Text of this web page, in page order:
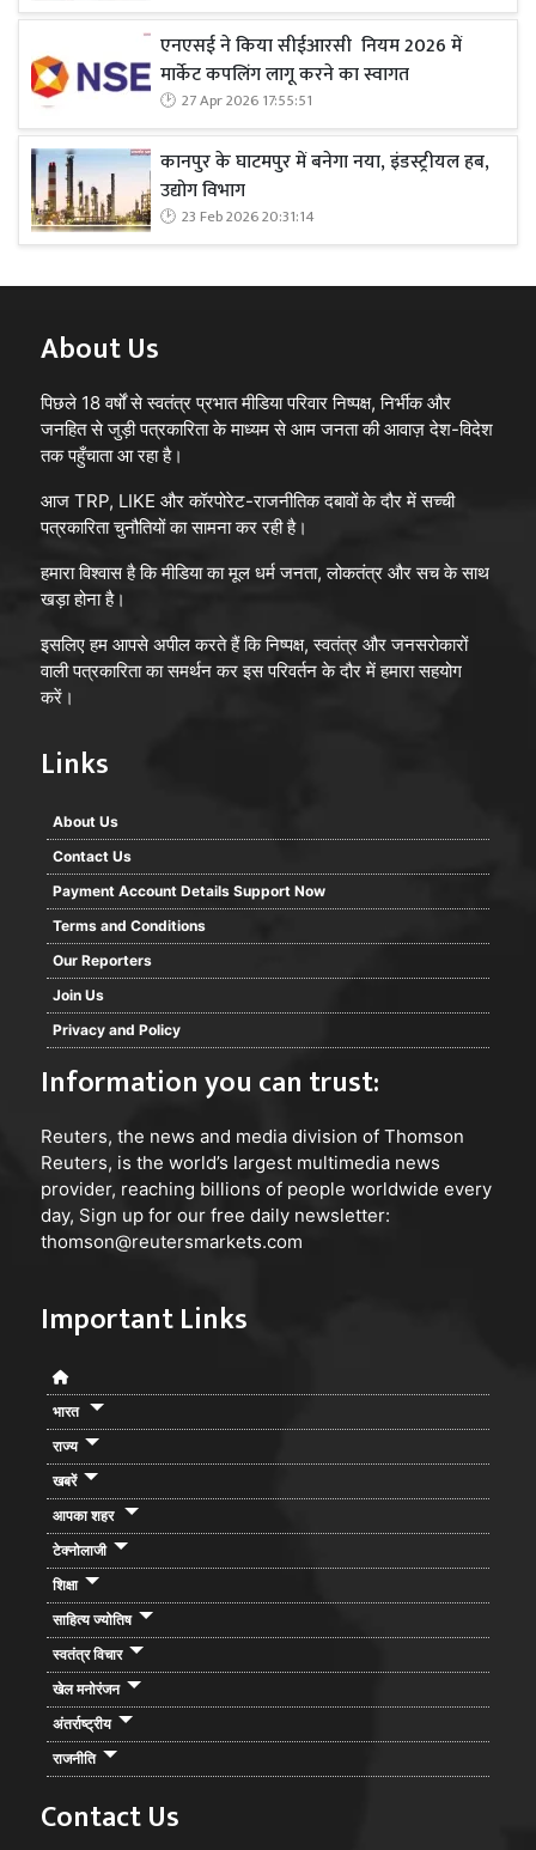
एनएसई ने किया सीईआरसी नियम 2026 में
मार्केट कपलिंग लागू करने का स्वागत
27 Apr 2026 17:55:51
कानपुर के घाटमपुर में बनेगा नया, इंडस्ट्रीयल हब,
उद्योग विभाग
23 Feb 2026 20:31:14
About Us
पिछले 18 वर्षों से स्वतंत्र प्रभात मीडिया परिवार निष्पक्ष, निर्भीक और
जनहित से जुड़ी पत्रकारिता के माध्यम से आम जनता की आवाज़ देश-विदेश
तक पहुँचाता आ रहा है।
आज TRP, LIKE और कॉरपोरेट-राजनीतिक दबावों के दौर में सच्ची
पत्रकारिता चुनौतियों का सामना कर रही है।
हमारा विश्वास है कि मीडिया का मूल धर्म जनता, लोकतंत्र और सच के साथ
खड़ा होना है।
इसलिए हम आपसे अपील करते हैं कि निष्पक्ष, स्वतंत्र और जनसरोकारों
वाली पत्रकारिता का समर्थन कर इस परिवर्तन के दौर में हमारा सहयोग
करें।
Links
About Us
Contact Us
Payment Account Details Support Now
Terms and Conditions
Our Reporters
Join Us
Privacy and Policy
Information you can trust:
Reuters, the news and media division of Thomson
Reuters, is the world’s largest multimedia news
provider, reaching billions of people worldwide every
day, Sign up for our free daily newsletter:
thomson@reutersmarkets.com
Important Links
भारत
राज्य
खबरें
आपका शहर
टेक्नोलाजी
शिक्षा
साहित्य ज्योतिष
स्वतंत्र विचार
खेल मनोरंजन
अंतर्राष्ट्रीय
राजनीति
Contact Us